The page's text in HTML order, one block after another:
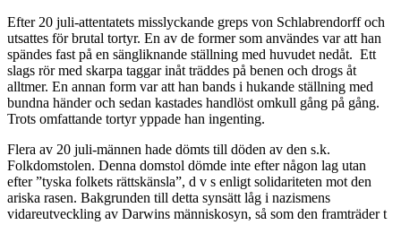
Efter 20 juli-attentatets misslyckande greps von Schlabrendorff och
utsattes för brutal tortyr. En av de former som användes var att han
spändes fast på en sängliknande ställning med huvudet nedåt. Ett
slags rör med skarpa taggar inåt träddes på benen och drogs åt
alltmer. En annan form var att han bands i hukande ställning med
bundna händer och sedan kastades handlöst omkull gång på gång.
Trots omfattande tortyr yppade han ingenting.
Flera av 20 juli-männen hade dömts till döden av den s.k.
Folkdomstolen. Denna domstol dömde inte efter någon lag utan
efter ”tyska folkets rättskänsla”, d v s enligt solidariteten mot den
ariska rasen. Bakgrunden till detta synsätt låg i nazismens
vidareutveckling av Darwins människosyn, så som den framträder t